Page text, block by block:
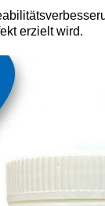
erzielt wird.